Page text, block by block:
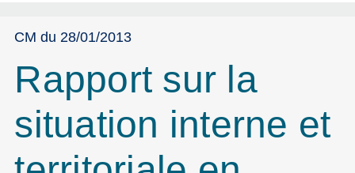
CM du 28/01/2013
Rapport sur la
situation interne et